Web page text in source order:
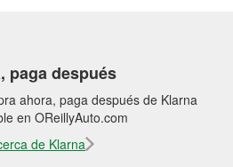
paga después
ahora, paga después de Klarna
en OReillyAuto.com
de Klarna